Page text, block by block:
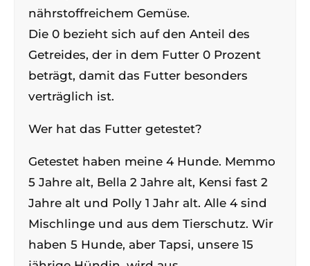
nährstoffreichem Gemüse.
Die 0 bezieht sich auf den Anteil des
Getreides, der in dem Futter 0 Prozent
beträgt, damit das Futter besonders
verträglich ist.
Wer hat das Futter getestet?
Getestet haben meine 4 Hunde. Memmo
5 Jahre alt, Bella 2 Jahre alt, Kensi fast 2
Jahre alt und Polly 1 Jahr alt. Alle 4 sind
Mischlinge und aus dem Tierschutz. Wir
haben 5 Hunde, aber Tapsi, unsere 15